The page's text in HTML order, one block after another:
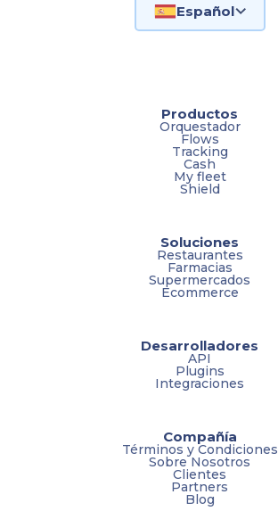
Español
Productos
Orquestador
Flows
Tracking
Cash
My fleet
Shield
Soluciones
Restaurantes
Farmacias
Supermercados
Ecommerce
Desarrolladores
API
Plugins
Integraciones
Compañía
Términos y Condiciones
Sobre Nosotros
Clientes
Partners
Blog